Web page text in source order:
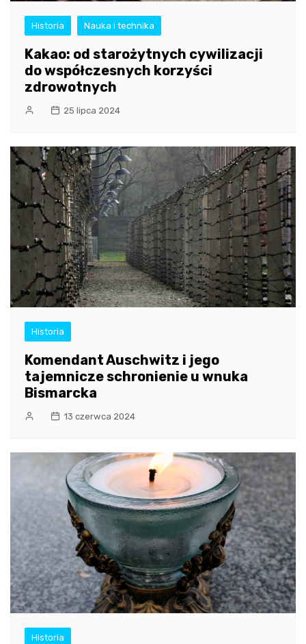
Historia Nauka i technika
Kakao: od starożytnych cywilizacji
do współczesnych korzyści
zdrowotnych
25 lipca 2024
Historia
Komendant Auschwitz i jego
tajemnicze schronienie u wnuka
Bismarcka
13 czerwca 2024
Historia